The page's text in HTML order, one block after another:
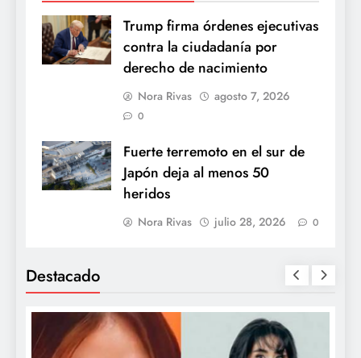
Trump firma órdenes ejecutivas
contra la ciudadanía por
derecho de nacimiento
Nora Rivas agosto 7, 2026
0
Fuerte terremoto en el sur de
Japón deja al menos 50
heridos
Nora Rivas julio 28, 2026 0
Destacado